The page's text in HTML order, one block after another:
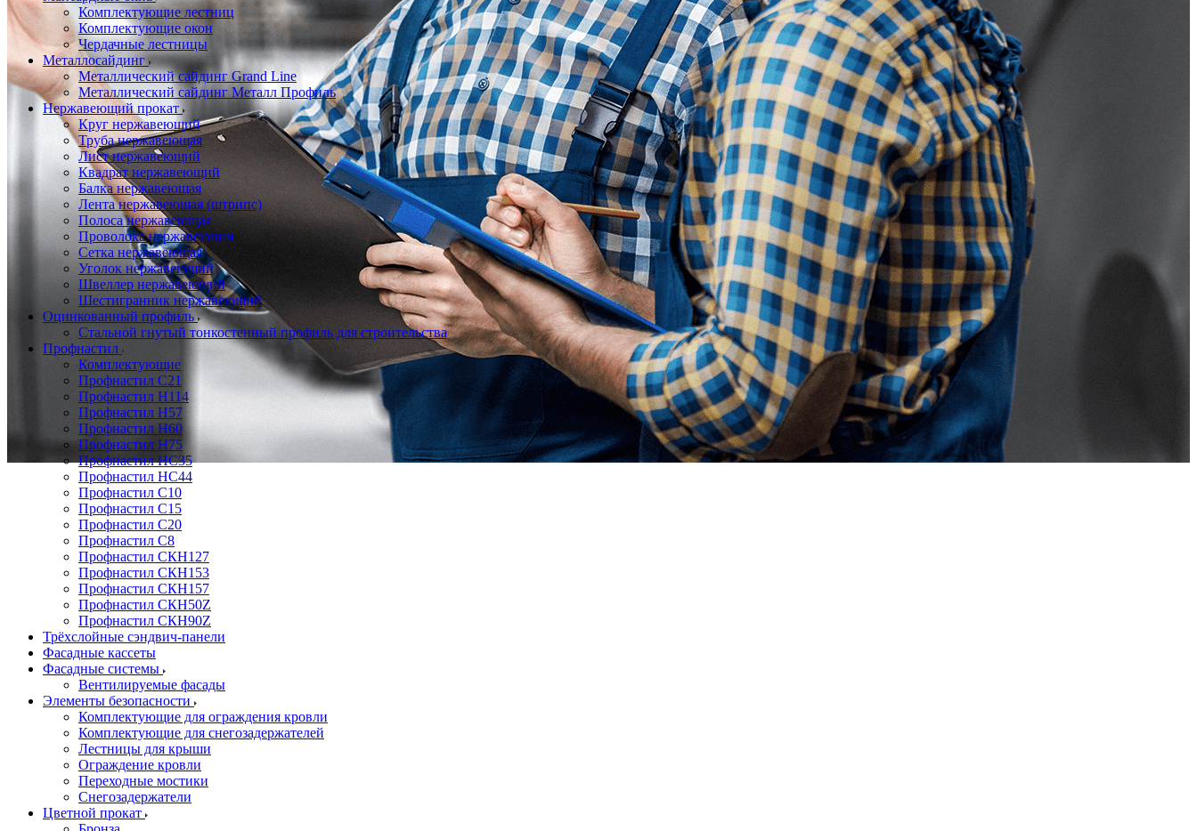
Комплектующие лестниц
Комплектующие окон
Чердачные лестницы
Металлосайдинг
Металлический сайдинг Grand Line
Металлический сайдинг Металл Профиль
Нержавеющий прокат
Круг нержавеющий
Труба нержавеющая
Лист нержавеющий
Квадрат нержавеющий
Балка нержавеющая
Лента нержавеющая (штрипс)
Полоса нержавеющая
Проволока нержавеющая
Сетка нержавеющая
Уголок нержавеющий
Швеллер нержавеющий
Шестигранник нержавеющий
Оцинкованный профиль
Стальной гнутый тонкостенный профиль для строительства
Профнастил
Комплектующие
Профнастил C21
Профнастил Н114
Профнастил Н57
Профнастил Н60
Профнастил Н75
Профнастил НС35
Профнастил НС44
Профнастил С10
Профнастил С15
Профнастил С20
Профнастил С8
Профнастил СКН127
Профнастил СКН153
Профнастил СКН157
Профнастил СКН50Z
Профнастил СКН90Z
Трёхслойные сэндвич-панели
Фасадные кассеты
Фасадные системы
Вентилируемые фасады
Элементы безопасности
Комплектующие для ограждения кровли
Комплектующие для снегозадержателей
Лестницы для крыши
Ограждение кровли
Переходные мостики
Снегозадержатели
Цветной прокат